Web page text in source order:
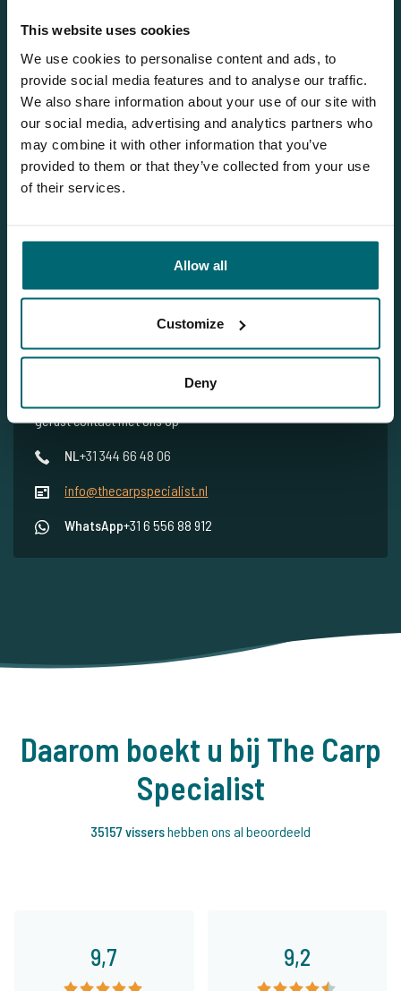
This website uses cookies
We use cookies to personalise content and ads, to
provide social media features and to analyse our traffic.
We also share information about your use of our site with
our social media, advertising and analytics partners who
may combine it with other information that you’ve
provided to them or that they’ve collected from your use
of their services.
Allow all
Customize
Deny
Meld uzelf aan voor onze nieuwsbrief
Onze brochure
Vraagonze brochure aan en deze
belandt bij u thuis op de deurmat.
Bas
Wilt u meer informatie?
gerust contact met ons op
NL+31 344 66 48 06
info@thecarpspecialist.nl
WhatsApp+31 6 556 88 912
Daarom boekt u bij The Carp
Specialist
35157 vissershebben ons al beoordeeld
9,7 9,2